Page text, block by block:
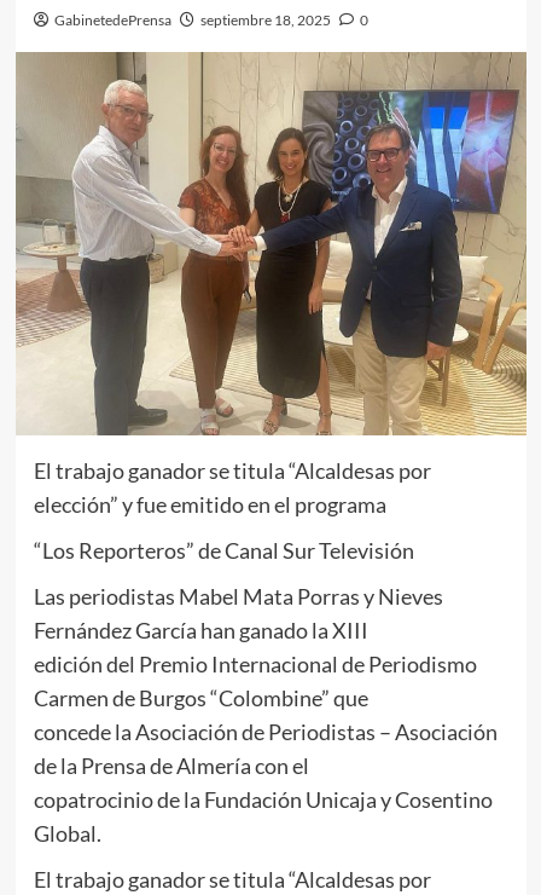
GabinetedePrensa septiembre 18, 2025 0
El trabajo ganador se titula “Alcaldesas por
elección” y fue emitido en el programa
“Los Reporteros” de Canal Sur Televisión
Las periodistas Mabel Mata Porras y Nieves
Fernández García han ganado la XIII
edición del Premio Internacional de Periodismo
Carmen de Burgos “Colombine” que
concede la Asociación de Periodistas – Asociación
de la Prensa de Almería con el
copatrocinio de la Fundación Unicaja y Cosentino
Global.
El trabajo ganador se titula “Alcaldesas por